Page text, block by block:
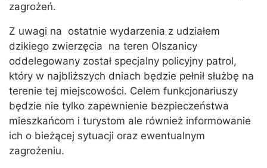
zagrożeń.
Z uwagi na ostatnie wydarzenia z udziałem
dzikiego zwierzęcia na teren Olszanicy
oddelegowany został specjalny policyjny patrol,
który w najbliższych dniach będzie pełnił służbę na
terenie tej miejscowości. Celem funkcjonariuszy
będzie nie tylko zapewnienie bezpieczeństwa
mieszkańcom i turystom ale również informowanie
ich o bieżącej sytuacji oraz ewentualnym
zagrożeniu.